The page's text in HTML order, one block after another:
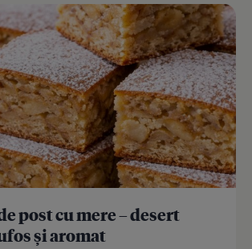
post cu mere – desert
și aromat